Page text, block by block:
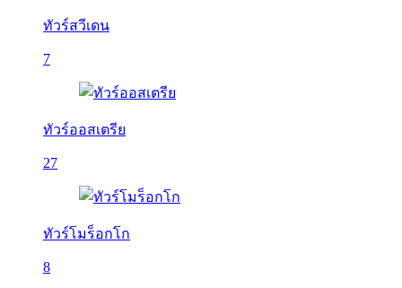
ทัวร์สวีเดน
7
ทัวร์ออสเตรีย
27
ทัวร์โมร็อกโก
8